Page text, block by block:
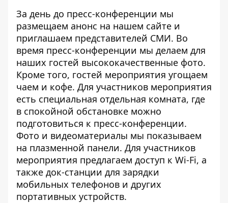
За день до пресс-конференции мы
размещаем анонс на нашем сайте и
приглашаем представителей СМИ. Во
время пресс-конференции мы делаем для
наших гостей высококачественные фото.
Кроме того, гостей мероприятия угощаем
чаем и кофе. Для участников мероприятия
есть специальная отдельная комната, где
в спокойной обстановке можно
подготовиться к пресс-конференции.
Фото и видеоматериалы мы показываем
на плазменной панели. Для участников
мероприятия предлагаем доступ к Wi-Fi, а
также док-станции для зарядки
мобильных телефонов и других
портативных устройств.